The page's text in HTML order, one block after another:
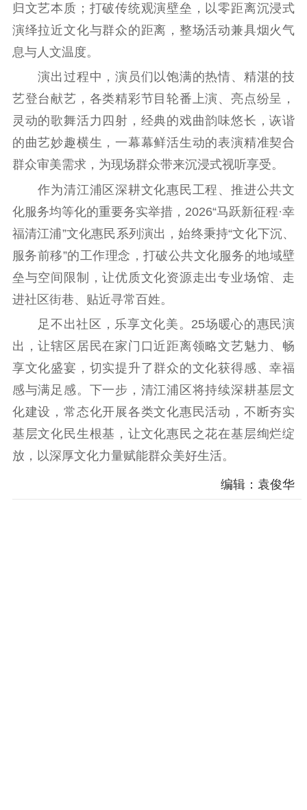
社会宣传
思想政治教育
红色资源保护利
用
新闻出版
精品出版 全民阅读
出版监管
电影工作
电影创作 电影市场
机关党建
党建要闻
文化人才
紫金人才 职称评审
数据资源
公共服务
新时代公民素养
新闻出版
作品著作权
登记服务
归文艺本质；打破传统观演壁垒，以零距离沉浸式
演绎拉近文化与群众的距离，整场活动兼具烟火气
息与人文温度。
演出过程中，演员们以饱满的热情、精湛的技
艺登台献艺，各类精彩节目轮番上演、亮点纷呈，
灵动的歌舞活力四射，经典的戏曲韵味悠长，诙谐
的曲艺妙趣横生，一幕幕鲜活生动的表演精准契合
群众审美需求，为现场群众带来沉浸式视听享受。
作为清江浦区深耕文化惠民工程、推进公共文
化服务均等化的重要务实举措，2026“马跃新征程·幸
福清江浦”文化惠民系列演出，始终秉持“文化下沉、
服务前移”的工作理念，打破公共文化服务的地域壁
垒与空间限制，让优质文化资源走出专业场馆、走
进社区街巷、贴近寻常百姓。
足不出社区，乐享文化美。25场暖心的惠民演
出，让辖区居民在家门口近距离领略文艺魅力、畅
享文化盛宴，切实提升了群众的文化获得感、幸福
感与满足感。下一步，清江浦区将持续深耕基层文
化建设，常态化开展各类文化惠民活动，不断夯实
基层文化民生根基，让文化惠民之花在基层绚烂绽
放，以深厚文化力量赋能群众美好生活。
编辑：袁俊华